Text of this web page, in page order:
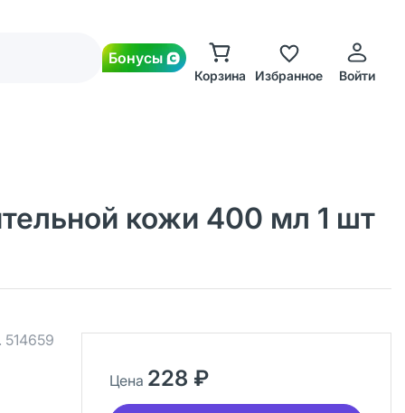
Бонусы
Корзина Избранное Войти
кожи 400 мл 1 шт
514659
Цена 228 ₽